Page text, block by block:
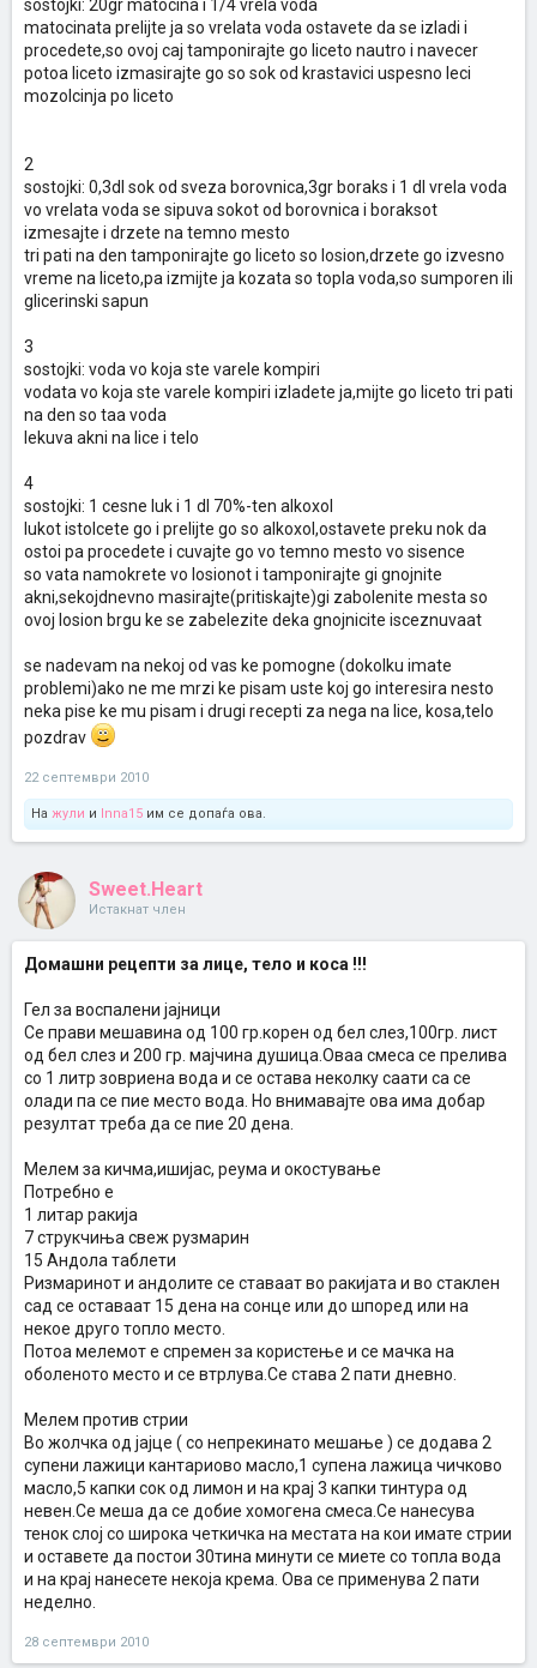
sostojki: 20gr matocina i 1/4 vrela voda
matocinata prelijte ja so vrelata voda ostavete da se izladi i
procedete,so ovoj caj tamponirajte go liceto nautro i navecer
potoa liceto izmasirajte go so sok od krastavici uspesno leci
mozolcinja po liceto
2
sostojki: 0,3dl sok od sveza borovnica,3gr boraks i 1 dl vrela voda
vo vrelata voda se sipuva sokot od borovnica i boraksot
izmesajte i drzete na temno mesto
tri pati na den tamponirajte go liceto so losion,drzete go izvesno
vreme na liceto,pa izmijte ja kozata so topla voda,so sumporen ili
glicerinski sapun
3
sostojki: voda vo koja ste varele kompiri
vodata vo koja ste varele kompiri izladete ja,mijte go liceto tri pati
na den so taa voda
lekuva akni na lice i telo
4
sostojki: 1 cesne luk i 1 dl 70%-ten alkoxol
lukot istolcete go i prelijte go so alkoxol,ostavete preku nok da
ostoi pa procedete i cuvajte go vo temno mesto vo sisence
so vata namokrete vo losionot i tamponirajte gi gnojnite
akni,sekojdnevno masirajte(pritiskajte)gi zabolenite mesta so
ovoj losion brgu ke se zabelezite deka gnojnicite isceznuvaat
se nadevam na nekoj od vas ke pomogne (dokolku imate
problemi)ako ne me mrzi ke pisam uste koj go interesira nesto
neka pise ke mu pisam i drugi recepti za nega na lice, kosa,telo
pozdrav
22 септември 2010
На жули и Inna15 им се допаѓа ова.
Sweet.Heart
Истакнат член
Домашни рецепти за лице, тело и коса !!!
Гел за воспалени јајници
Се прави мешавина од 100 гр.корен од бел слез,100гр. лист
од бел слез и 200 гр. мајчина душица.Оваа смеса се прелива
со 1 литр зовриена вода и се остава неколку саати са се
олади па се пие место вода. Но внимавајте ова има добар
резултат треба да се пие 20 дена.
Мелем за кичма,ишијас, реума и окостување
Потребно е
1 литар ракија
7 струкчиња свеж рузмарин
15 Андола таблети
Ризмаринот и андолите се ставаат во ракијата и во стаклен
сад се оставаат 15 дена на сонце или до шпоред или на
некое друго топло место.
Потоа мелемот е спремен за користење и се мачка на
оболеното место и се втрлува.Се става 2 пати дневно.
Мелем против стрии
Во жолчка од јајце ( со непрекинато мешање ) се додава 2
супени лажици кантариово масло,1 супена лажица чичково
масло,5 капки сок од лимон и на крај 3 капки тинтура од
невен.Се меша да се добие хомогена смеса.Се нанесува
тенок слој со широка четкичка на местата на кои имате стрии
и оставете да постои 30тина минути се миете со топла вода
и на крај нанесете некоја крема. Ова се применува 2 пати
неделно.
28 септември 2010